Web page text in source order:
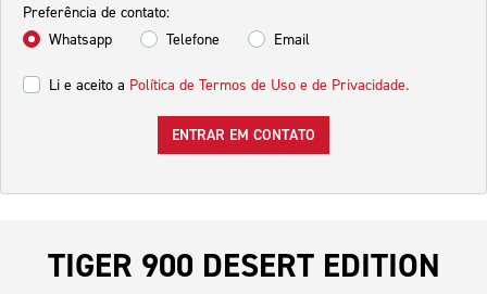
Preferência de contato:
Whatsapp
Telefone Email
Li e aceito a Política de Termos de Uso e de Privacidade.
ENTRAR EM CONTATO
TIGER 900 DESERT EDITION